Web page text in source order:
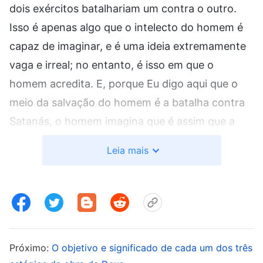
dois exércitos batalhariam um contra o outro.
Isso é apenas algo que o intelecto do homem é
capaz de imaginar, e é uma ideia extremamente
vaga e irreal; no entanto, é isso em que o
homem acredita. E, porque Eu digo aqui que o
meio da salvação do homem é a batalha contra
Satanás, o homem imagina que é assim que a
salvação do homem, o que significa que a
estágios a fim de derrotá-lo de uma vez por
todas. No entanto, a verdade essencial de toda a
efeitos são obtidos por meio de várias etapas da
Leia mais
Próximo: O objetivo e significado de cada um dos três